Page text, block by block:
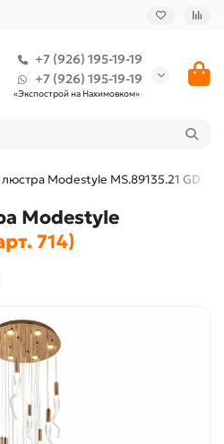
+7 (926) 195-19-19
+7 (926) 195-19-19
«Экспострой на Нахимовком»
Modestyle MS.89135.21 GD
Modestyle
714)